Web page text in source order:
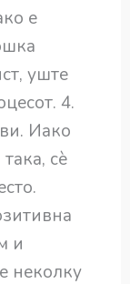
е
уште
4.
Иако
сè
и
неколку